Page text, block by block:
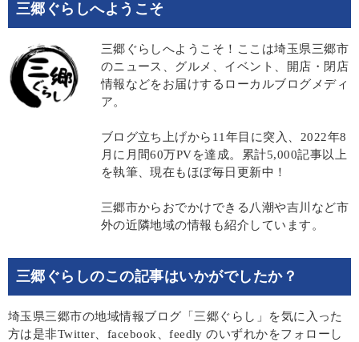
三郷ぐらしへようこそ
三郷ぐらしへようこそ！ここは埼玉県三郷市
のニュース、グルメ、イベント、開店・閉店
情報などをお届けするローカルブログメディ
ア。
ブログ立ち上げから11年目に突入、2022年8
月に月間60万PVを達成。累計5,000記事以上
を執筆、現在もほぼ毎日更新中！
三郷市からおでかけできる八潮や吉川など市
外の近隣地域の情報も紹介しています。
三郷ぐらしのこの記事はいかがでしたか？
埼玉県三郷市の地域情報ブログ「三郷ぐらし」を気に入った
方は是非Twitter、facebook、feedly のいずれかをフォローし